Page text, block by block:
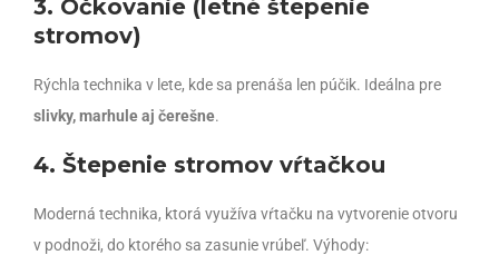
3. Očkovanie (letné štepenie
stromov)
Rýchla technika v lete, kde sa prenáša len púčik. Ideálna pre
slivky, marhule aj čerešne.
4. Štepenie stromov vŕtačkou
Moderná technika, ktorá využíva vŕtačku na vytvorenie otvoru
v podnoži, do ktorého sa zasunie vrúbeľ. Výhody: